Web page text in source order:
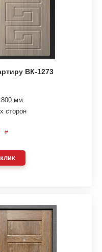
ВК-1273
мм
сторон
₽